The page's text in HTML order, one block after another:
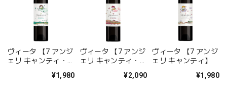
ヴィータ 【7 アンジ
ェリ キャンティ・オ
¥1,980
ヴィータ 【7 アンジ
ェリ キャンティ・リ
¥2,090
ヴィータ 【7 アンジ
ェリ キャンティ】
¥1,980